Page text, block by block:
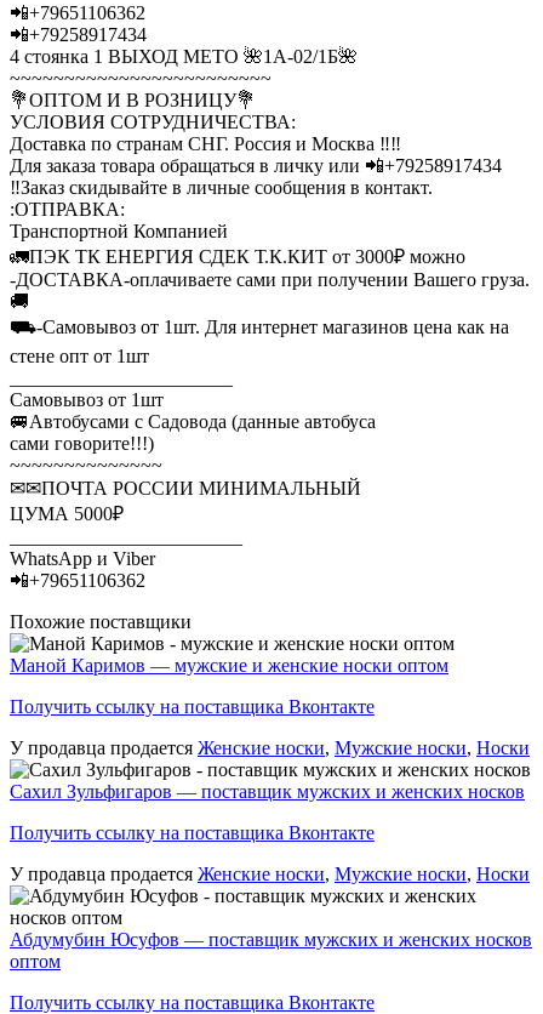
📲+79651106362
📲+79258917434
4 стоянка 1 ВЫХОД МЕТО 🌺1А-02/1Б🌺
~~~~~~~~~~~~~~~~~~~~~~~~
💐ОПТОМ И В РОЗНИЦУ💐
УСЛОВИЯ СОТРУДНИЧЕСТВА:
Доставка по странам СНГ. Россия и Москва ‼‼
Для заказа товара обращаться в личку или 📲+79258917434
‼Заказ скидывайте в личные сообщения в контакт.
:ОТПРАВКА:
Транспортной Компанией
🚛ПЭК ТК ЕНЕРГИЯ СДЕК Т.К.КИТ от 3000₽ можно
-ДОСТАВКА-оплачиваете сами при получении Вашего груза.
🚚
⛟-Самовывоз от 1шт. Для интернет магазинов цена как на
стене опт от 1шт
Самовывоз от 1шт
🚐Автобусами с Садовода (данные автобуса
сами говорите!!!)
~~~~~~~~~~~~~~
✉✉ПОЧТА РОССИИ МИНИМАЛЬНЫЙ
ЦУМА 5000₽
WhatsApp и Viber
📲+79651106362
Похожие поставщики
Маной Каримов — мужские и женские носки оптом
Получить ссылку на поставщика Вконтакте
У продавца продается Женские носки, Мужские носки, Носки
Сахил Зульфигаров — поставщик мужских и женских носков
Получить ссылку на поставщика Вконтакте
У продавца продается Женские носки, Мужские носки, Носки
Абдумубин Юсуфов — поставщик мужских и женских носков
оптом
Получить ссылку на поставщика Вконтакте